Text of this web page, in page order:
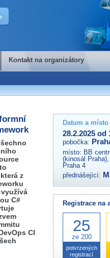
organizátory
na organizátory této akce,
na e-mailu:
Kontakt na organizátory
z
C#
CI
Datum a
28.2.2025 od
pobočka:
místo: BB
(kinosál
Praha 4
přednášející:
Registrace na
25
ze 200
potvrzených
registrací